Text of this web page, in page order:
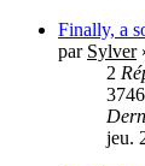
Finally, a
par Sylver
2
3746
jeu.